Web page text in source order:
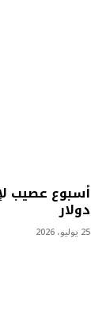
دولار
25 يوليو، 2026